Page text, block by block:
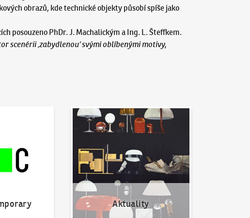
obrazů, kde technické objekty působí spíše jako
posouzeno PhDr. J. Machalickým a Ing. L. Šteffkem.
scenérii ‚zabydlenou‘ svými oblíbenými motivy,
Aktuality
Aktuality